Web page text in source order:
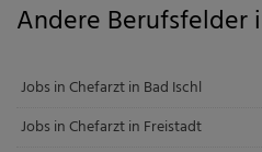
Andere Berufsfelder
Jobs in Chefarzt in Bad Ischl
Jobs in Chefarzt in Freistadt